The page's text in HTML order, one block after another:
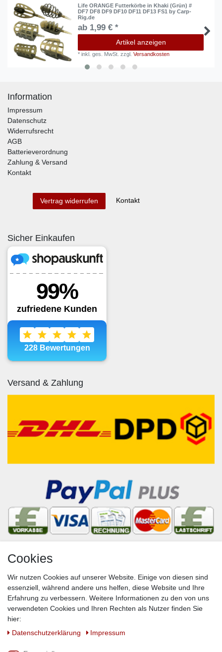
Life ORANGE Futterkörbe in Khaki (Grün) #
DF7 DF8 DF9 DF10 DF11 DF13 FS1 by Carp-
Rig.de
ab 1,99 € *
Artikel anzeigen
*inkl. ges. MwSt. zzgl.Versandkosten
Information
Impressum
Datenschutz
Widerrufsrecht
AGB
Batterieverordnung
Zahlung & Versand
Kontakt
Vertrag widerrufen Kontakt
Sicher Einkaufen
Versand & Zahlung
Newsletter
VORNAME NACHNAME
Newsletter
Honig
Hiermit bestätige ich, dass ich dieDaten­schutz­erklärung
Cookies
Wir nutzen Cookies auf unserer Website. Einige von diesen sind
essenziell, während andere uns helfen, diese Website und Ihre
Erfahrung zu verbessern. Weitere Informationen zu den von uns
verwendeten Cookies und Ihren Rechten als Nutzer finden Sie
hier:
Daten­schutz­erklärung
Impressum